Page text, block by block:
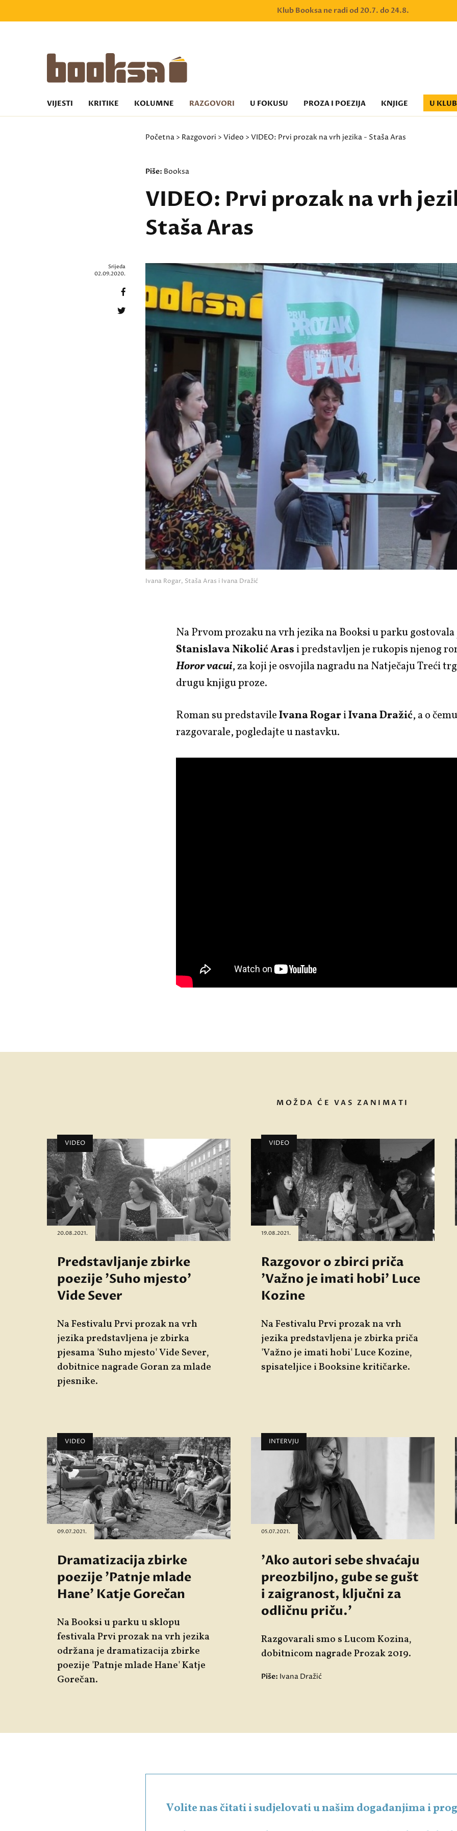
Klub Booksa ne radi od 20.7. do 24.8.
VIJESTI KRITIKE KOLUMNE RAZGOVORI U FOKUSU PROZA I POEZIJA KNJIGE U
Početna > Razgovori >Video > VIDEO: Prvi prozak na vrh jezika - Staša Aras
Piše: Booksa
VIDEO: Prvi prozak na vrh
Staša Aras
Ivana Rogar, Staša Aras i Ivana Dražić
Srijeda
02.09.2020.
Na Prvom prozaku na vrh jezika na Booksi u parku gostovala
Stanislava Nikolić Aras i predstavljen je rukopis njenog
Horor vacui, za koji je osvojila nagradu na Natječaju Treći
drugu knjigu proze.
Roman su predstavileIvana RogariIvana Dražić, a o
razgovarale, pogledajte u nastavku.
MOŽDA ĆE VAS ZANIMATI
VIDEO
20.08.2021.
Predstavljanje zbirke
poezije 'Suho mjesto'
Vide Sever
Na Festivalu Prvi prozak na vrh
jezika predstavljena je zbirka
pjesama 'Suho mjesto' Vide Sever,
dobitnice nagrade Goran za mlade
pjesnike.
VIDEO
19.08.2021.
Razgovor o zbirci priča
'Važno je imati hobi' Luce
Kozine
Na Festivalu Prvi prozak na vrh
jezika predstavljena je zbirka priča
'Važno je imati hobi' Luce Kozine,
spisateljice i Booksine kritičarke.
VIDEO
09.07.2021.
Dramatizacija zbirke
poezije 'Patnje mlade
Hane' Katje Gorečan
Na Booksi u parku u sklopu
festivalaPrvi prozak na vrh jezika
održana je dramatizacija zbirke
poezije 'Patnje mlade Hane'Katje
Gorečan.
INTERVJU
05.07.2021.
'Ako autori sebe shvaćaju
preozbiljno, gube se gušt
i zaigranost, ključni za
odličnu priču.'
Razgovarali smo s Lucom Kozina,
dobitnicom nagrade Prozak 2019.
Piše: Ivana Dražić
Volite nas čitati i sudjelovati u našim događanjima i